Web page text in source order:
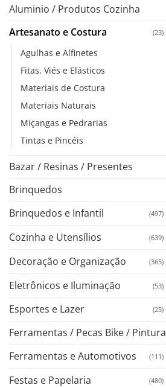
Aluminio / Produtos Cozinha
Artesanato e Costura (23)
Agulhas e Alfinetes
Fitas, Viés e Elásticos
Materiais de Costura
Materiais Naturais
Miçangas e Pedrarias
Tintas e Pincéis
Bazar / Resinas / Presentes
Brinquedos
Brinquedos e Infantil (497)
Cozinha e Utensílios (639)
Decoração e Organização (365)
Eletrônicos e Iluminação (53)
Esportes e Lazer (25)
Ferramentas / Pecas Bike / Pintura
Ferramentas e Automotivos (111)
Festas e Papelaria (480)